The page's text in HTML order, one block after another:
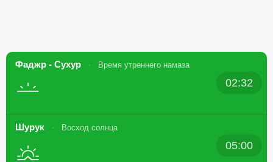
Фаджр - Сухур Время утреннего намаза
02:32
Шурук Восход солнца
05:00